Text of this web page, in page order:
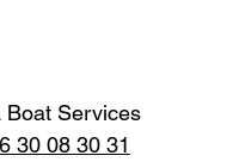
Boat Services
30 08 30 31